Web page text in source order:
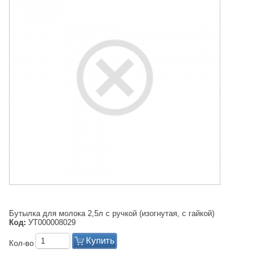
Бутылка для молока 2,5л с ручкой (изогнутая, с гайкой)
Код: УТ000008029
Кол-во Купить